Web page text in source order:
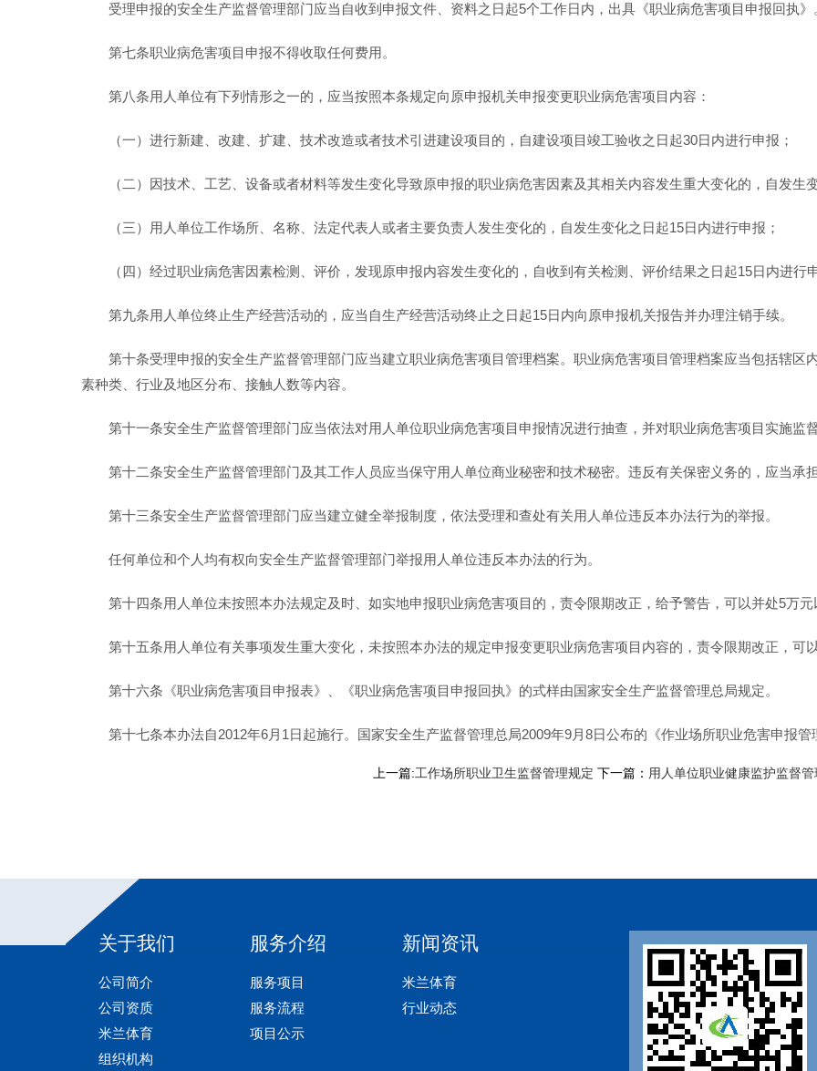
受理申报的安全生产监督管理部门应当自收到申报文件、资料之日起5个工作日内，出具《职业病危害项目申报回执》
第七条职业病危害项目申报不得收取任何费用。
第八条用人单位有下列情形之一的，应当按照本条规定向原申报机关申报变更职业病危害项目内容：
（一）进行新建、改建、扩建、技术改造或者技术引进建设项目的，自建设项目竣工验收之日起30日内进行申报；
（二）因技术、工艺、设备或者材料等发生变化导致原申报的职业病危害因素及其相关内容发生重大变化的，自发生
（三）用人单位工作场所、名称、法定代表人或者主要负责人发生变化的，自发生变化之日起15日内进行申报；
（四）经过职业病危害因素检测、评价，发现原申报内容发生变化的，自收到有关检测、评价结果之日起15日内进行
第九条用人单位终止生产经营活动的，应当自生产经营活动终止之日起15日内向原申报机关报告并办理注销手续。
第十条受理申报的安全生产监督管理部门应当建立职业病危害项目管理档案。职业病危害项目管理档案应当包括辖区
素种类、行业及地区分布、接触人数等内容。
第十一条安全生产监督管理部门应当依法对用人单位职业病危害项目申报情况进行抽查，并对职业病危害项目实施监
第十二条安全生产监督管理部门及其工作人员应当保守用人单位商业秘密和技术秘密。违反有关保密义务的，应当承
第十三条安全生产监督管理部门应当建立健全举报制度，依法受理和查处有关用人单位违反本办法行为的举报。
任何单位和个人均有权向安全生产监督管理部门举报用人单位违反本办法的行为。
第十四条用人单位未按照本办法规定及时、如实地申报职业病危害项目的，责令限期改正，给予警告，可以并处5万
第十五条用人单位有关事项发生重大变化，未按照本办法的规定申报变更职业病危害项目内容的，责令限期改正，可
第十六条《职业病危害项目申报表》、《职业病危害项目申报回执》的式样由国家安全生产监督管理总局规定。
第十七条本办法自2012年6月1日起施行。国家安全生产监督管理总局2009年9月8日公布的《作业场所职业危害申报
上一篇:工作场所职业卫生监督管理规定 下一篇： 用人单位职业健康监护监督
关于我们
公司简介
公司资质
米兰体育
组织机构
服务介绍
服务项目
服务流程
项目公示
新闻资讯
米兰体育
行业动态